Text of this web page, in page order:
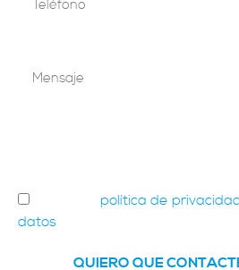
política de
datos
QUIERO QUE